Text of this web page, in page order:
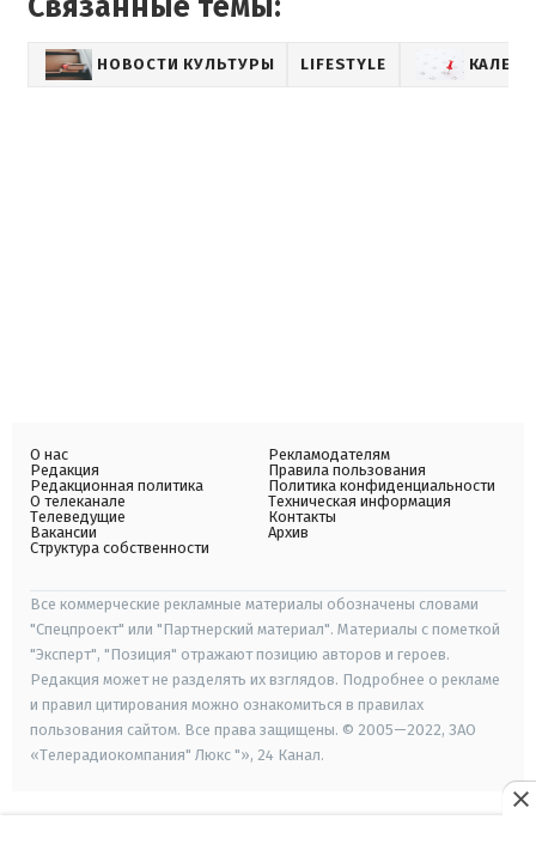
НОВОСТИ КУЛЬТУРЫ LIFESTYLE
О нас
Редакция
Редакционная политика
О телеканале
Телеведущие
Вакансии
Структура собственности
Рекламодателям
Правила пользования
Политика конфиденциальности
Техническая информация
Контакты
Архив
Все коммерческие рекламные материалы обозначены словами
"Спецпроект" или "Партнерский материал". Материалы с пометкой
"Эксперт", "Позиция" отражают позицию авторов и героев.
Редакция может не разделять их взглядов. Подробнее о рекламе
и правил цитирования можно ознакомиться в правилах
пользования сайтом. Все права защищены. © 2005—2022, ЗАО
«Телерадиокомпания" Люкс "», 24 Канал.